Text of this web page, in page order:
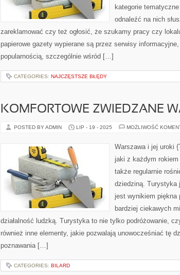
kategorie
odnaleźć na nich
zareklamować czy też ogłosić, że szukamy pracy czy
papierowe gazety wypierane są przez serwisy
popularnością, szczególnie wśród […]
CATEGORIES: NAJCZĘSTSZE BŁĘDY
KOMFORTOWE ZWIEDZANE
POSTED BY ADMIN LIP - 19 - 2025 MOŻLIWOŚĆ
Warszawa i jej uroki
jaki z każdym rokiem
także regularnie
dziedziną. Turystyka
jest wynikiem piękna
bardziej ciekawych
działalność ludzką. Turystyka to nie tylko podróżowanie,
również inne elementy, jakie pozwalają unowocześniać tę
poznawania […]
CATEGORIES: BILARD